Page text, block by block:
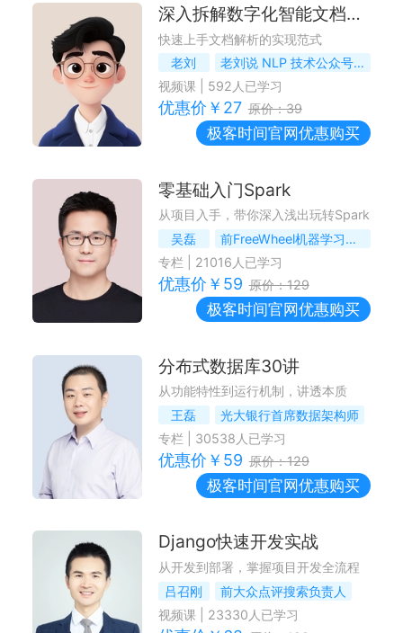
深入拆解数字化智能文档处理
快速上手文档解析的实现范式
老刘
老刘说 NLP 技术公众号 / 社区作者
视频课| 592 人已学习
优惠价￥ 27 原价：39
极客时间官网优惠购买
零基础入门Spark
从项目入手，带你深入浅出玩转Spark
吴磊
前FreeWheel机器学习团队负责人
专栏
21016 人已学习
优惠价￥ 59 原价：129
极客时间官网优惠购买
分布式数据库30讲
从功能特性到运行机制，讲透本质
王磊
光大银行首席数据架构师
专栏
30538 人已学习
优惠价￥ 59 原价：129
极客时间官网优惠购买
Django快速开发实战
从开发到部署，掌握项目开发全流程
吕召刚
前大众点评搜索负责人
视频课| 23330 人已学习